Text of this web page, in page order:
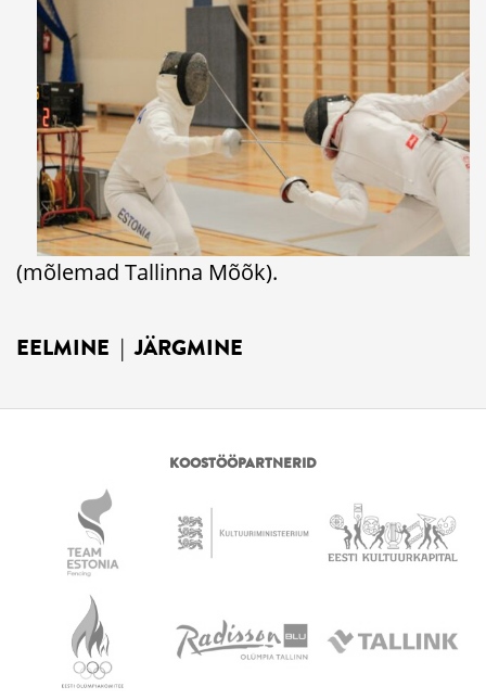
(mõlemad Tallinna Mõõk).
EELMINE | JÄRGMINE
KOOSTÖÖPARTNERID